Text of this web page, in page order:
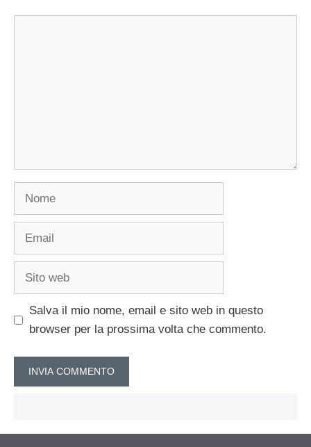
Nome
Email
Sito
Salva il mio nome, email e sito web in questo
browser per la prossima volta che commento.